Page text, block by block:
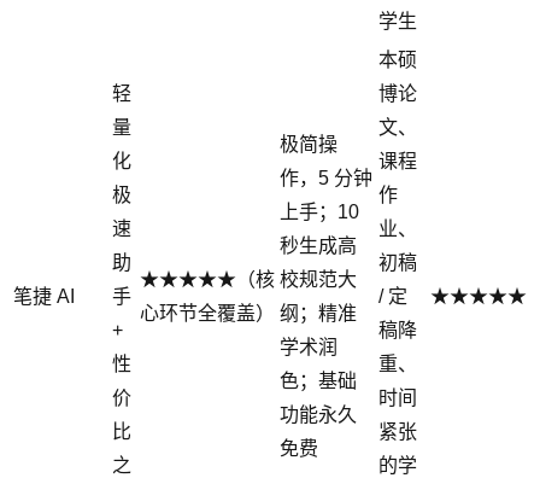
学生
笔捷 AI
轻
量
化
极
速
助
手
+
性
价
比
之
★★★★★（核
心环节全覆盖）
极简操
作，5 分钟
上手；10
秒生成高
校规范大
纲；精准
学术润
色；基础
功能永久
免费
本硕
博论
文、
课程
作
业、
初稿
/ 定
稿降
重、
时间
紧张
的学
★★★★★